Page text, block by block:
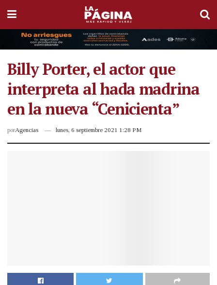
Billy Porter, el actor que
interpreta al hada madrina
en la nueva “Cenicienta”
porAgencias lunes, 6 septiembre 2021 1:28 PM